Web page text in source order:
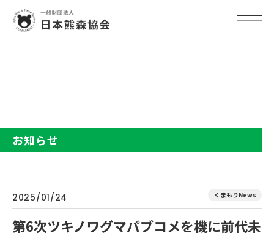
お知らせ
2025/01/24 くまもりNews
第6次ツキノワグマパブコメを機に前代未